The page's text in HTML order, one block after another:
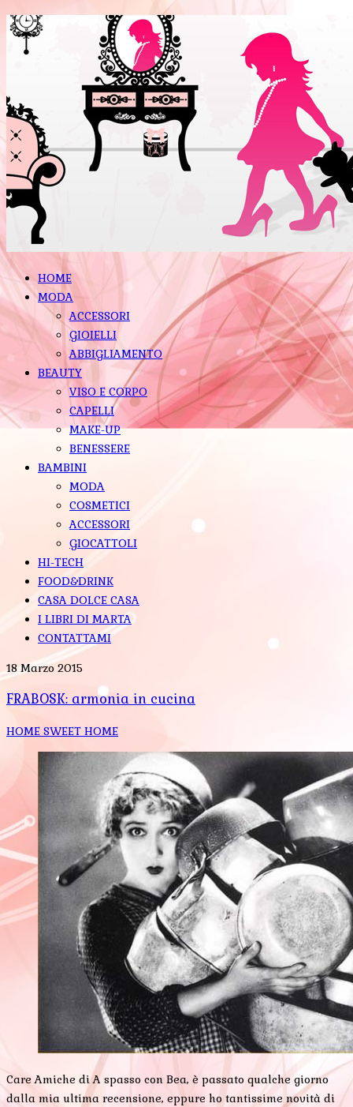
HOME
MODA
ACCESSORI
GIOIELLI
ABBIGLIAMENTO
BEAUTY
VISO E CORPO
CAPELLI
MAKE-UP
BENESSERE
BAMBINI
MODA
COSMETICI
ACCESSORI
GIOCATTOLI
HI-TECH
FOOD&DRINK
CASA DOLCE CASA
I LIBRI DI MARTA
CONTATTAMI
18 Marzo 2015
FRABOSK: armonia in cucina
HOME SWEET HOME
Care Amiche di A spasso con Bea, è passato qualche giorno
dalla mia ultima recensione, eppure ho tantissime novità di